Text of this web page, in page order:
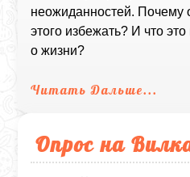
неожиданностей. Почему
этого избежать? И что
о жизни?
Читать Дальше...
Опрос на